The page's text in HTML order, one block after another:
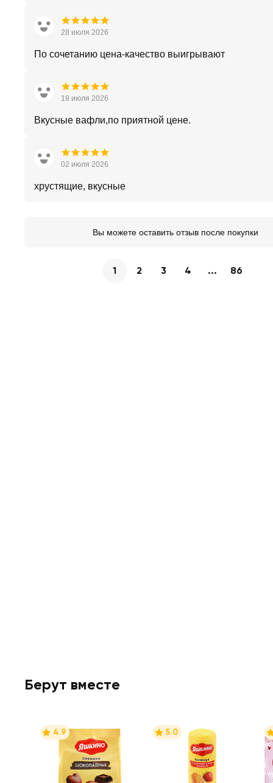
28 июля 2026
По сочетанию цена-качество выигрывают
18 июля 2026
Вкусные вафли,по приятной цене.
02 июля 2026
хрустящие, вкусные
Вы можете оставить отзыв после покупки
1 2 3 4 ... 86
Берут вместе
4.9 5.0